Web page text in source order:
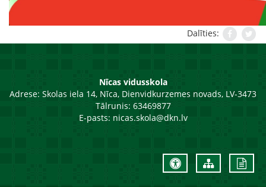
Dalīties:
Nīcas vidusskola
Adrese: Skolas iela 14, Nīca, Dienvidkurzemes novads, LV-3473
Tālrunis: 63469877
E-pasts: nicas.skola@dkn.lv